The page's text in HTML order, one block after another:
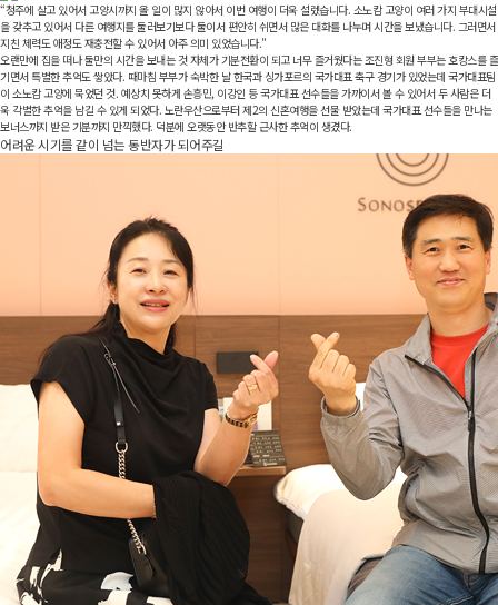
“청주에 살고 있어서 고양시까지 올 일이 많지 않아서 이번 여행이 더욱 설렜습니다. 소노캄 고양이 여러 가지 부대시설
을 갖추고 있어서 다른 여행지를 둘러보기보다 둘이서 편안히 쉬면서 많은 대화를 나누며 시간을 보냈습니다. 그러면서
지친 체력도 애정도 재충전할 수 있어서 아주 의미 있었습니다.”
오랜만에 집을 떠나 둘만의 시간을 보내는 것 자체가 기분전환이 되고 너무 즐거웠다는 조진형 회원 부부는 호캉스를 즐
기면서 특별한 추억도 쌓았다. 때마침 부부가 숙박한 날 한국과 싱가포르의 국가대표 축구 경기가 있었는데 국가대표팀
이 소노캄 고양에 묵었던 것. 예상치 못하게 손흥민, 이강인 등 국가대표 선수들을 가까이서 볼 수 있어서 두 사람은 더
욱 각별한 추억을 남길 수 있게 되었다. 노란우산으로부터 제2의 신혼여행을 선물 받았는데 국가대표 선수들을 만나는
보너스까지 받은 기분까지 만끽했다. 덕분에 오랫동안 반추할 근사한 추억이 생겼다.
어려운 시기를 같이 넘는 동반자가 되어주길